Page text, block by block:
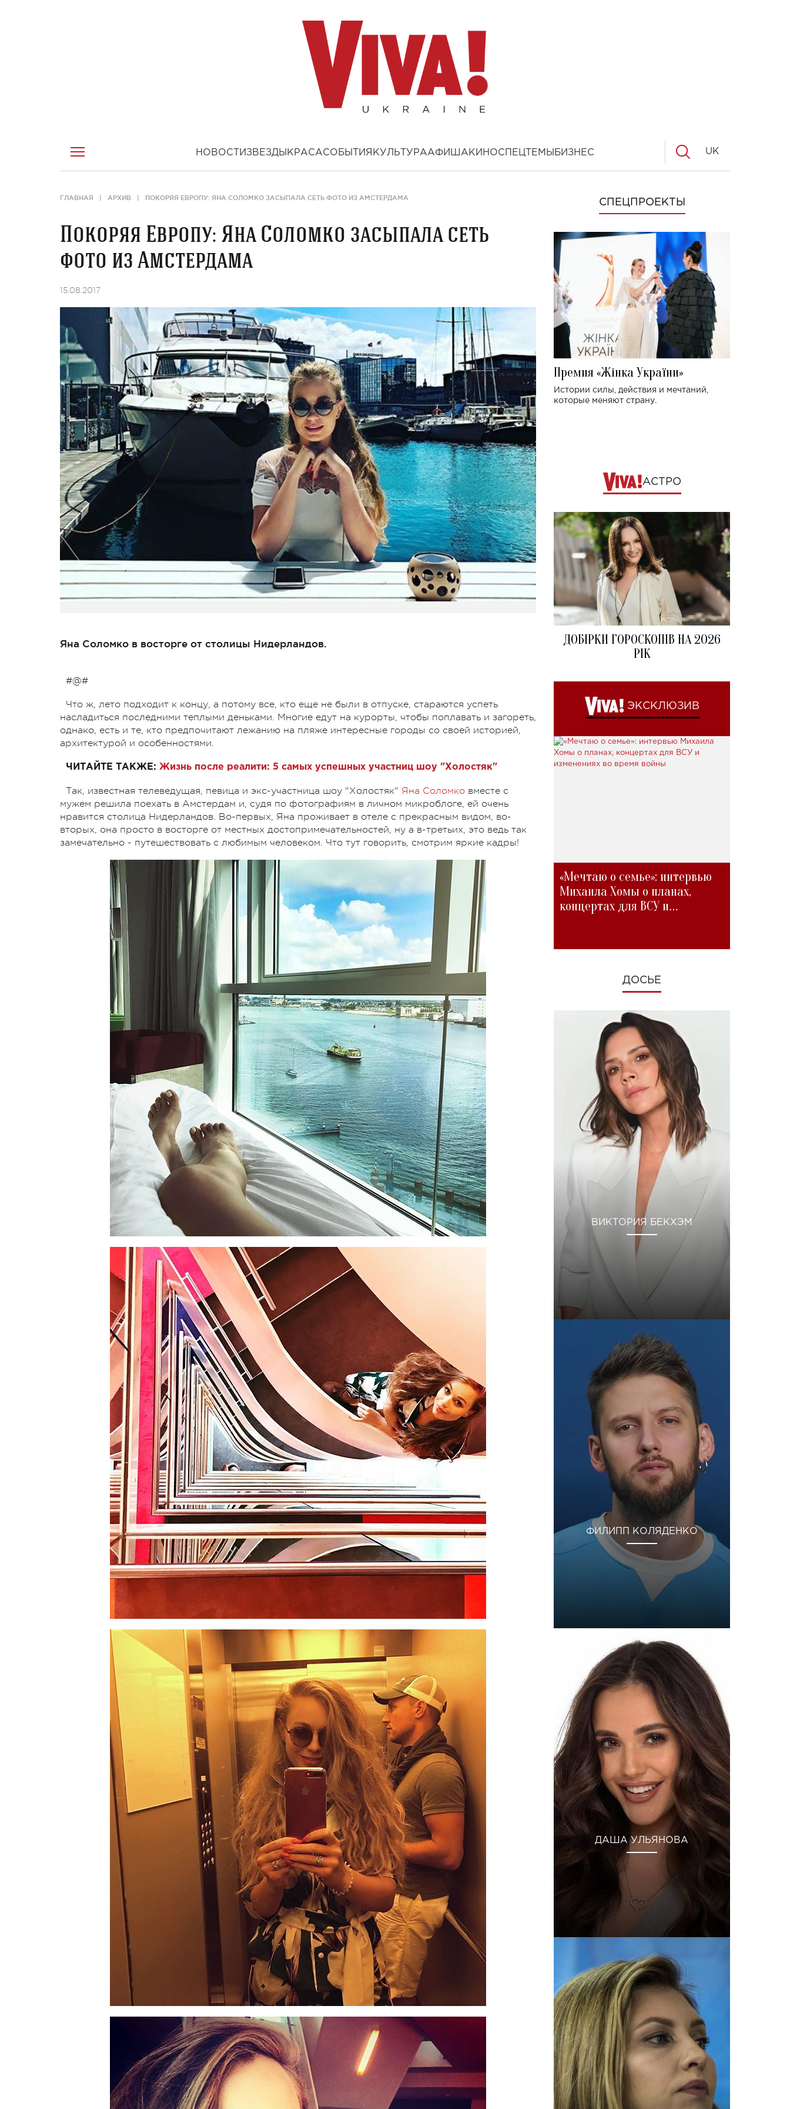
НОВОСТИ ЗВЕЗДЫ КРАСАСОБЫТИЯ КУЛЬТУРААФИША КИНОСПЕЦТЕМЫ БИЗНЕС UK
ГЛАВНАЯ АРХИВ ПОКОРЯЯ ЕВРОПУ: ЯНА СОЛОМКО ЗАСЫПАЛА СЕТЬ ФОТО ИЗ АМСТЕРДАМА
Покоряя Европу: Яна Соломко засыпала сеть
фото из Амстердама
15.08.2017
Яна Соломко в восторге от столицы Нидерландов.
#@#
Что ж, лето подходит к концу, а потому все, кто еще не были в отпуске, стараются успеть
насладиться последними теплыми деньками. Многие едут на курорты, чтобы поплавать и загореть,
однако, есть и те, кто предпочитают лежанию на пляже интересные городы со своей историей,
архитектурой и особенностями.
ЧИТАЙТЕ ТАКЖЕ: Жизнь после реалити: 5 самых успешных участниц шоу "Холостяк"
Так, известная телеведущая, певица и экс-участница шоу "Холостяк" Яна Соломко вместе с
мужем решила поехать в Амстердам и, судя по фотографиям в личном микроблоге, ей очень
нравится столица Нидерландов. Во-первых, Яна проживает в отеле с прекрасным видом, во-
вторых, она просто в восторге от местных достопримечательностей, ну а в-третьих, это ведь так
замечательно - путешествовать с любимым человеком. Что тут говорить, смотрим яркие кадры!
СПЕЦПРОЕКТЫ
Премия «Жінка України»
Истории силы, действия и мечтаний,
которые меняют страну.
АСТРО
ДОБІРКИ ГОРОСКОПІВ НА 2026
РІК
ЭКСКЛЮЗИВ
«Мечтаю о семье»: интервью
Михаила Хомы о планах,
концертах для ВСУ и
ДОСЬЕ
ВИКТОРИЯ БЕКХЭМ
ФИЛИПП КОЛЯДЕНКО
ДАША УЛЬЯНОВА